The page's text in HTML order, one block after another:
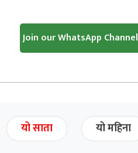
Join our WhatsApp Channel
यो साता यो महिना